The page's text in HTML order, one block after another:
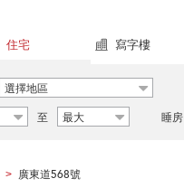
住宅 寫字樓
選擇地區
至 最大 睡房
> 廣東道568號